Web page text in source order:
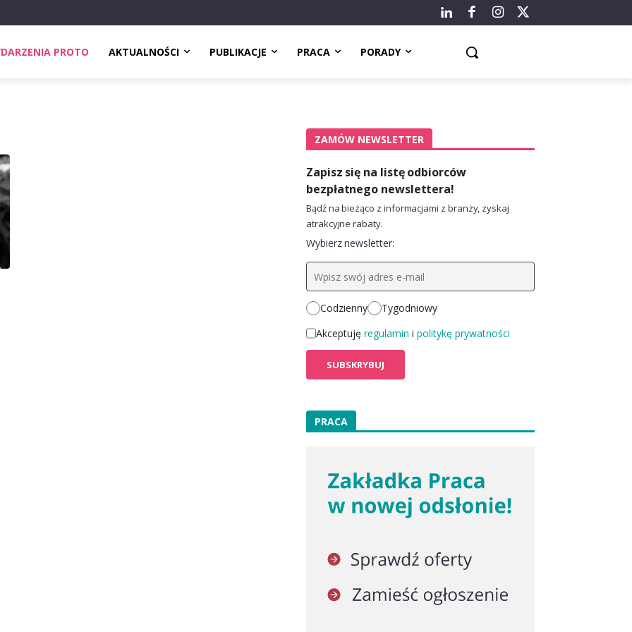
PROTO AKTUALNOŚCI PUBLIKACJE PRACA PORADY
ZAMÓW NEWSLETTER
Zapisz się na listę odbiorców
bezpłatnego newslettera!
Bądź na bieżąco z informacjami z branży, zyskaj
atrakcyjne rabaty.
Wybierz newsletter:
Codzienny
Tygodniowy
Akceptuję regulamin i politykę prywatności
PRACA